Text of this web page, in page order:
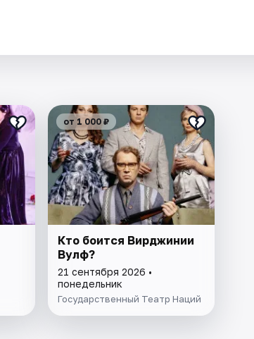
от 1 000 ₽
Кто боится Вирджинии
Вулф?
21 сентября 2026 •
понедельник
Государственный Театр Наций